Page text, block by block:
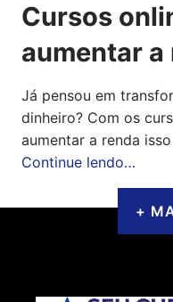
Cursos
aumentar a
Já pensou em
dinheiro? Com os
aumentar a renda
Continue lendo…
+